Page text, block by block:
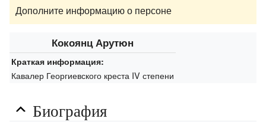
Дополните информацию о персоне
Кокоянц Арутюн
Краткая информация:
Кавалер Георгиевского креста IV степени
Биография